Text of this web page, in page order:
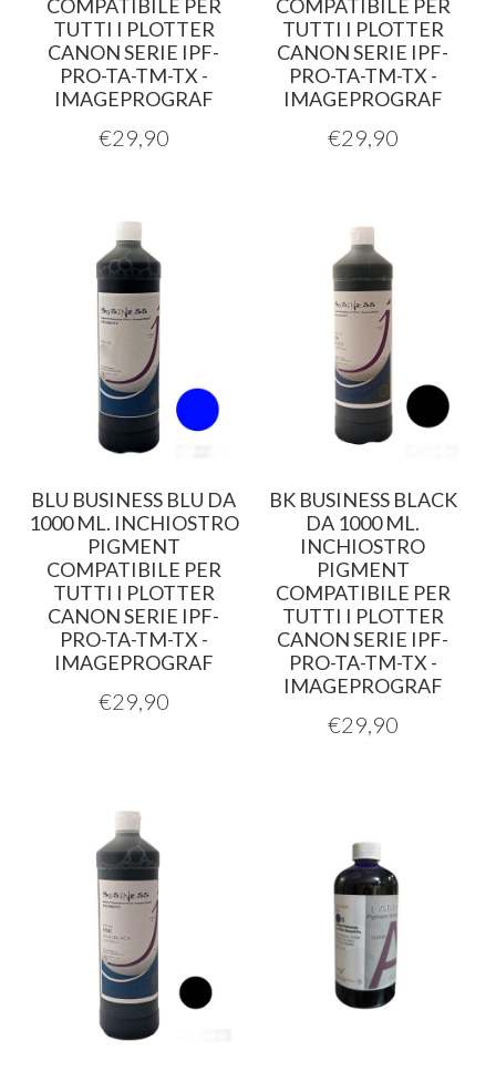
COMPATIBILE PER
TUTTI I PLOTTER
CANON SERIE IPF-
PRO-TA-TM-TX -
IMAGEPROGRAF
€29,90
COMPATIBILE PER
TUTTI I PLOTTER
CANON SERIE IPF-
PRO-TA-TM-TX -
IMAGEPROGRAF
€29,90
BLU BUSINESS BLU DA
1000 ML. INCHIOSTRO
PIGMENT
COMPATIBILE PER
TUTTI I PLOTTER
CANON SERIE IPF-
PRO-TA-TM-TX -
IMAGEPROGRAF
€29,90
BK BUSINESS BLACK
DA 1000 ML.
INCHIOSTRO
PIGMENT
COMPATIBILE PER
TUTTI I PLOTTER
CANON SERIE IPF-
PRO-TA-TM-TX -
IMAGEPROGRAF
€29,90